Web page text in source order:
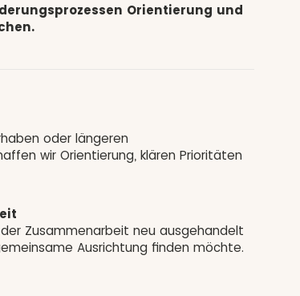
Orientierung und
oder längeren
wir Orientierung, klären Prioritäten
Zusammenarbeit neu ausgehandelt
Ausrichtung finden möchte.